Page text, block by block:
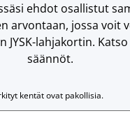
ehdot osallistut
arvontaan, jossa voit
JYSK-lahjakortin.
säännöt.
kentät ovat pakollisia.